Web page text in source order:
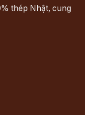
thép Nhật, cung